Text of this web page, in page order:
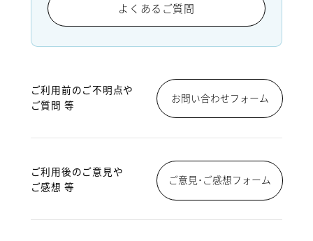
よくあるご質問
ご利用前のご不明点や
ご質問 等
お問い合わせフォーム
ご利用後のご意見や
ご感想 等
ご意見･ご感想フォーム